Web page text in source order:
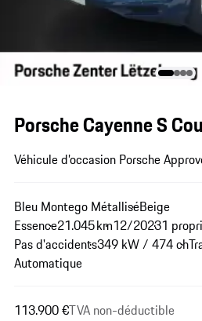
Porsche Cayenne S
Véhicule d’occasion Porsche
Bleu Montego MétalliséBeige
Essence21.045 km12/20231
Pas d'accidents349 kW / 474 ch
Automatique
113.900 €TVA non-déductible